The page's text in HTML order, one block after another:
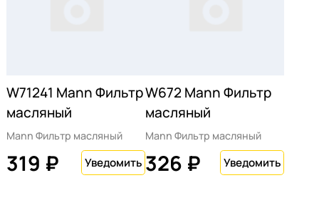
W71241 Mann Фильтр
масляный
Mann Фильтр масляный
319 ₽
W672 Mann Фильтр
масляный
Mann Фильтр масляный
326 ₽